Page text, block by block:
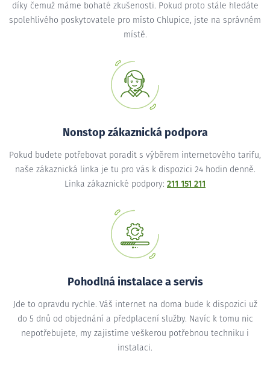
díky čemuž máme bohaté zkušenosti. Pokud proto stále hledáte
spolehlivého poskytovatele pro místo Chlupice, jste na správném
místě.
Nonstop zákaznická podpora
Pokud budete potřebovat poradit s výběrem internetového tarifu,
naše zákaznická linka je tu pro vás k dispozici 24 hodin denně.
Linka zákaznické podpory: 211 151 211
Pohodlná instalace a servis
Jde to opravdu rychle. Váš internet na doma bude k dispozici už
do 5 dnů od objednání a předplacení služby. Navíc k tomu nic
nepotřebujete, my zajistíme veškerou potřebnou techniku i
instalaci.